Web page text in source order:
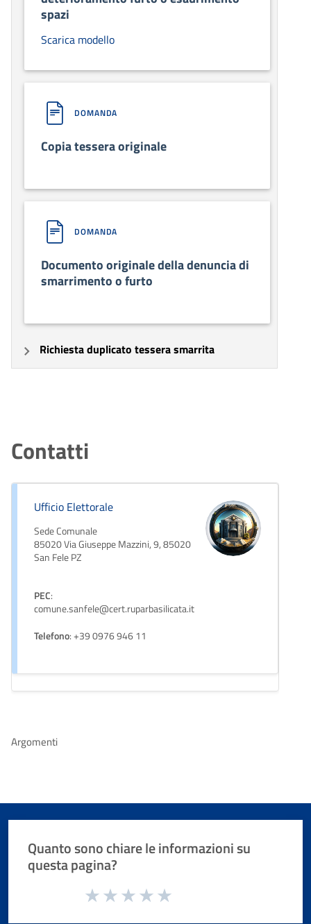
spazi
Scarica modello
DOMANDA
Copia tessera originale
DOMANDA
Documento originale della denuncia di
smarrimento o furto
Richiesta duplicato tessera smarrita
Contatti
Ufficio Elettorale
Sede Comunale
85020 Via Giuseppe Mazzini, 9, 85020
San Fele PZ
PEC:
comune.sanfele@cert.ruparbasilicata.it
Telefono: +39 0976 946 11
Argomenti
Quanto sono chiare le informazioni su
questa pagina?
Valuta da 1 a 5 stelle la pagina